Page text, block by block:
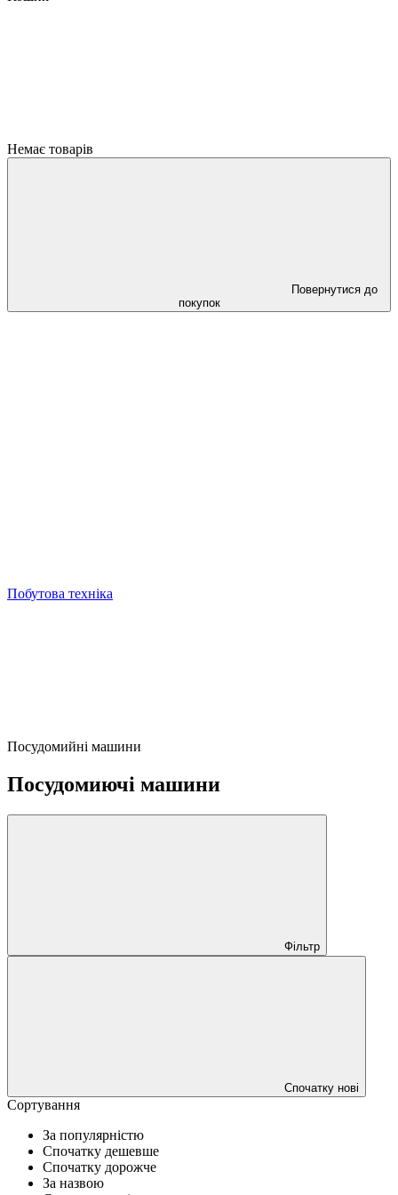
Немає товарів
Повернутися до
покупок
Побутова техніка
Посудомийні машини
Посудомиючі машини
Фільтр
Спочатку нові
Сортування
За популярністю
Спочатку дешевше
Спочатку дорожче
За назвою